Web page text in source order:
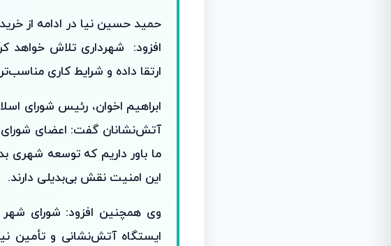
افزود: شهرداری تلاش خواهد
ارتقا داده و شرایط کاری
ابراهیم اخوان، رئیس شورای
آتش‌نشانان گفت: اعضای
ما باور داریم که توسعه شهری
این امنیت نقش بی‌بدیلی دارند.
وی همچنین افزود: شورای شهر
ایستگاه آتش‌نشانی و تأمین